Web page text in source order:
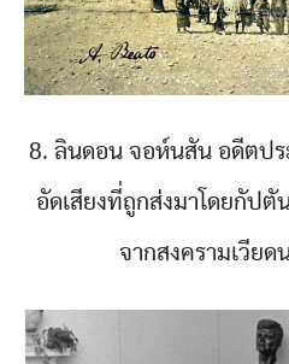
8. ลินดอน จอห์นสัน อดีตป
อัดเสียงที่ถูกส่งมาโดยกัปตั
จากสงครามเวียด